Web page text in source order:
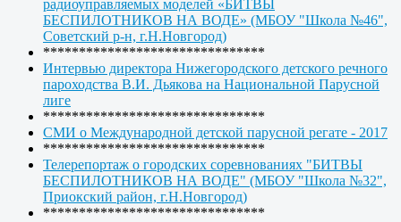
радиоуправляемых моделей «БИТВЫ
БЕСПИЛОТНИКОВ НА ВОДЕ» (МБОУ "Школа №46",
Советский р-н, г.Н.Новгород)
*******************************
Интервью директора Нижегородского детского речного
пароходства В.И. Дьякова на Национальной Парусной
лиге
*******************************
СМИ о Международной детской парусной регате - 2017
*******************************
Телерепортаж о городских соревнованиях "БИТВЫ
БЕСПИЛОТНИКОВ НА ВОДЕ" (МБОУ "Школа №32",
Приокский район, г.Н.Новгород)
*******************************